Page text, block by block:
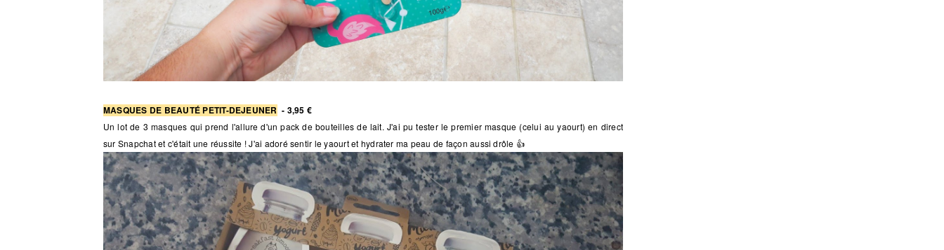
MASQUES DE BEAUTÉ PETIT-DEJEUNER - 3,95 €
Un lot de 3 masques qui prend l'allure d'un pack de bouteilles de lait. J'ai pu tester le premier masque (celui au yaourt) en direct
sur Snapchat et c'était une réussite ! J'ai adoré sentir le yaourt et hydrater ma peau de façon aussi drôle 👍